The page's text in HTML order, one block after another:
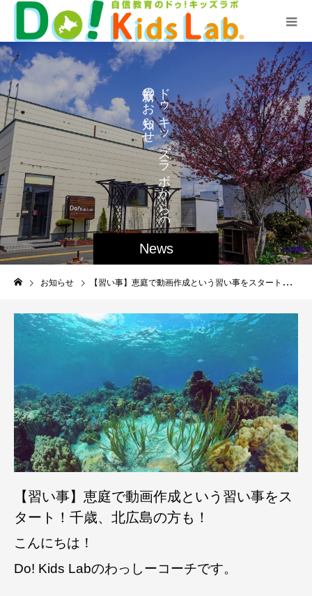
News
ド
ゥ
キ
ッ
ズ
ラ
ボ
か
ら
の
の
お
ら
せ
。
お知らせ 【習い事】恵庭で動画作成という習い事をスタート！千歳、北広島の方も！
【習い事】恵庭で動画作成という習い事をス
タート！千歳、北広島の方も！
こんにちは！
Do! Kids Labのわっしーコーチです。